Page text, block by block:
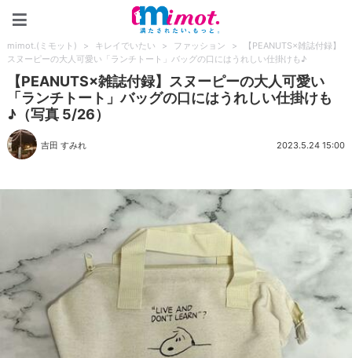
mimot.(ミモット) > キレイでいたい > ファッション >
【PEANUTS×雑誌付録】
スヌーピーの大人可愛い「ランチトート」バッグの口にはうれしい仕掛けも♪
【PEANUTS×雑誌付録】スヌーピーの大人可愛い
「ランチトート」バッグの口にはうれしい仕掛けも
♪（写真 5/26）
吉田 すみれ 2023.5.24 15:00